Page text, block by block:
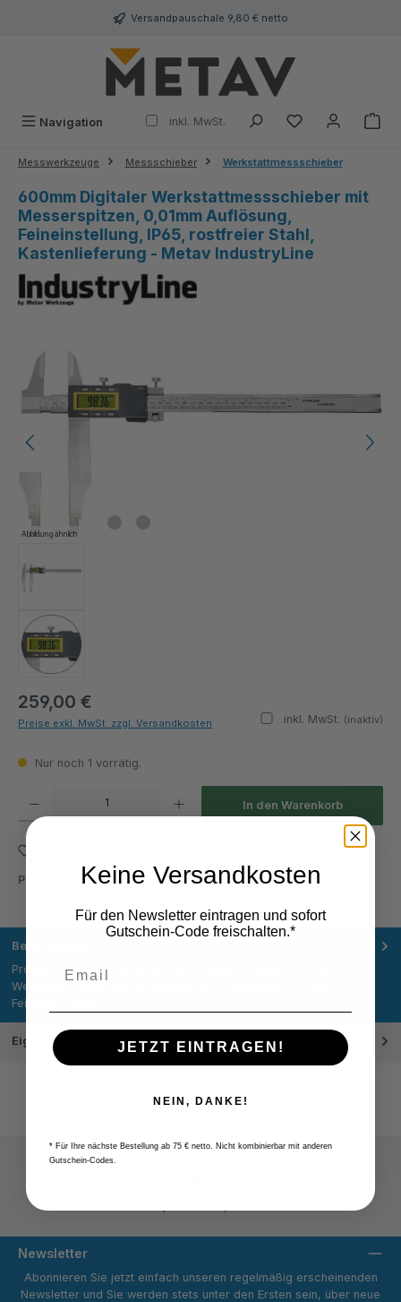
Versandpauschale 9,80 € netto
Navigation inkl. MwSt.
Messwerkzeuge Messschieber Werkstattmessschieber
600mm Digitaler Werkstattmessschieber mit
Messerspitzen, 0,01mm Auflösung,
Feineinstellung, IP65, rostfreier Stahl,
Kastenlieferung - Metav IndustryLine
Abbildung ähnlich
259,00 €
inkl. MwSt. (inaktiv)
Preise exkl. MwSt. zzgl. Versandkosten
Nur noch 1 vorrätig.
In den Warenkorb
Produktnummer: M217.134
Beschreibung
Produkt überzeugt durch präzise Langmessungen und robuste
Werkstatt‑Praxis: Die Kombination aus Auflösung 0,01 mm,
Feineinst…
Eigenschaften
Newsletter
Abonnieren Sie jetzt einfach unseren regelmäßig erscheinenden
Newsletter und Sie werden stets unter den Ersten sein, über neue
Keine Versandkosten
Für den Newsletter eintragen und sofort
Gutschein-Code freischalten.*
JETZT EINTRAGEN!
NEIN, DANKE!
* Für Ihre nächste Bestellung ab 75 € netto. Nicht kombinierbar mit anderen
Gutschein-Codes.